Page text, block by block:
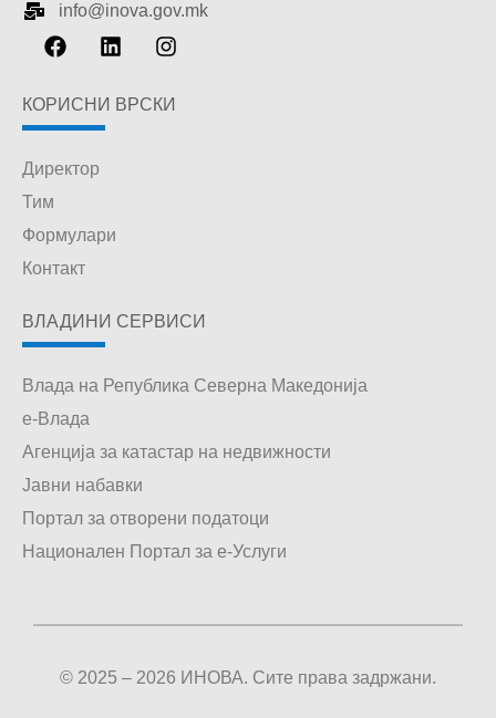
info@inova.gov.mk
КОРИСНИ ВРСКИ
Директор
Тим
Формулари
Контакт
ВЛАДИНИ СЕРВИСИ
Влада на Република Северна Македонија
е-Влада
Агенција за катастар на недвижности
Јавни набавки
Портал за отворени податоци
Национален Портал за е-Услуги
© 2025 – 2026 ИНОВА. Сите права задржани.